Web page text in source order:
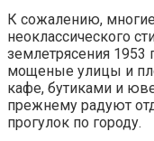
К сожалению,
неоклассического
землетрясения 1953
мощеные улицы и
кафе, бутиками и
прежнему радуют
прогулок по городу.